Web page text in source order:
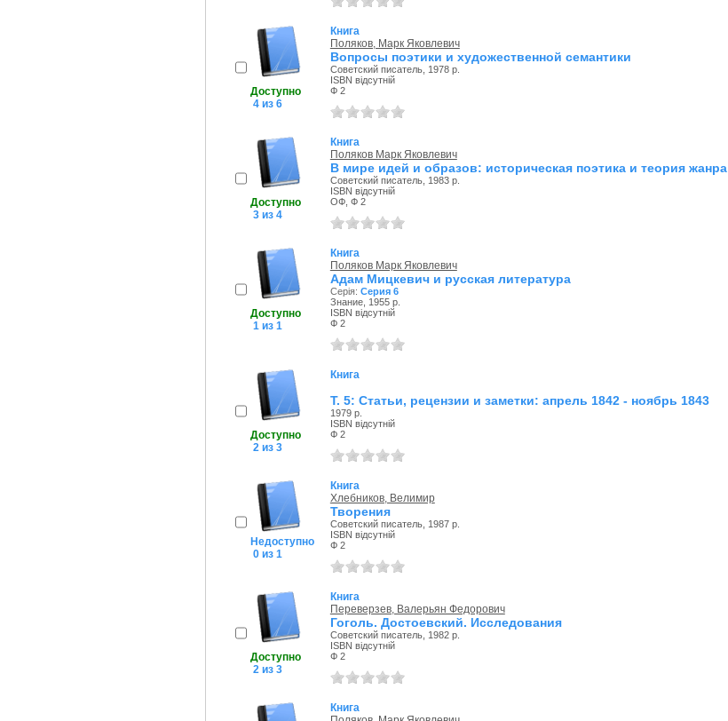
Доступно
4 из 6
Книга
Поляков, Марк Яковлевич
Вопросы поэтики и художественной семантики
Советский писатель, 1978 р.
ISBN відсутній
Ф 2
Доступно
3 из 4
Книга
Поляков Марк Яковлевич
В мире идей и образов: историческая поэтика и теория жанра
Советский писатель, 1983 р.
ISBN відсутній
ОФ, Ф 2
Доступно
1 из 1
Книга
Поляков Марк Яковлевич
Адам Мицкевич и русская литература
Серія: Серия 6
Знание, 1955 р.
ISBN відсутній
Ф 2
Доступно
2 из 3
Книга
Т. 5: Статьи, рецензии и заметки: апрель 1842 - ноябрь 1843
1979 р.
ISBN відсутній
Ф 2
Недоступно
0 из 1
Книга
Хлебников, Велимир
Творения
Советский писатель, 1987 р.
ISBN відсутній
Ф 2
Доступно
2 из 3
Книга
Переверзев, Валерьян Федорович
Гоголь. Достоевский. Исследования
Советский писатель, 1982 р.
ISBN відсутній
Ф 2
Книга